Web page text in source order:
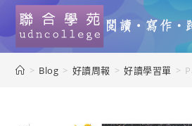
> Blog > 好讀周報 > 好讀學習單 >